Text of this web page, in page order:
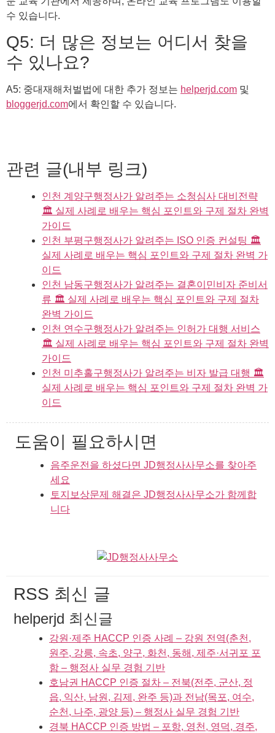
수 있습니다.
Q5: 더 많은 정보는 어디서 찾을
수 있나요?
A5: 중대재해처벌법에 대한 추가 정보는 helperjd.com 및
bloggerjd.com에서 확인할 수 있습니다.
관련 글(내부 링크)
인천 계양구행정사가 알려주는 소청심사 대비전략
🏛️ 실제 사례로 배우는 핵심 포인트와 구제 절차 완벽
가이드
인천 부평구행정사가 알려주는 ISO 인증 컨설팅 🏛️
실제 사례로 배우는 핵심 포인트와 구제 절차 완벽 가
이드
인천 남동구행정사가 알려주는 결혼이민비자 준비서
류 🏛️ 실제 사례로 배우는 핵심 포인트와 구제 절차
완벽 가이드
인천 연수구행정사가 알려주는 인허가 대행 서비스
🏛️ 실제 사례로 배우는 핵심 포인트와 구제 절차 완벽
가이드
인천 미추홀구행정사가 알려주는 비자 발급 대행 🏛️
실제 사례로 배우는 핵심 포인트와 구제 절차 완벽 가
이드
도움이 필요하시면
음주운전을 하셨다면 JD행정사사무소를 찾아주
세요
토지보상문제 해결은 JD행정사사무소가 함께합
니다
RSS 최신 글
helperjd 최신글
강원·제주 HACCP 인증 사례 – 강원 전역(춘천,
원주, 강릉, 속초, 양구, 화천, 동해, 제주·서귀포 포
함 – 행정사 실무 경험 기반
호남권 HACCP 인증 절차 – 전북(전주, 군산, 정
읍, 익산, 남원, 김제, 완주 등)과 전남(목포, 여수,
순천, 나주, 광양 등) – 행정사 실무 경험 기반
경북 HACCP 인증 방법 – 포항, 영천, 영덕, 경주,